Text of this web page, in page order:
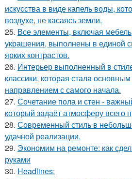
искусства в виде капель воды,
воздухе, не касаясь земли.
25. Все элементы, включая
украшения, выполнены в единой
ярких контрастов.
26. Интерьер выполненный в
классики, которая стала
направлением с самого начала.
27. Сочетание пола и стен -
который задаёт атмосферу всего
28. Современный стиль в
удачной реализации.
29. Экономим на ремонте: как
руками
30. Headlines: